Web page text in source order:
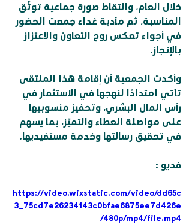
خلال العام، والتقاط صورة جماعية توثّق
المناسبة، ثم مأدبة غداء جمعت الحضور
في أجواء تعكس روح التعاون والاعتزاز
بالإنجاز.
وأكدت الجمعية أن إقامة هذا الملتقى
تأتي امتدادًا لنهجها في الاستثمار في
رأس المال البشري، وتحفيز منسوبيها
على مواصلة العطاء والتميّز، بما يسهم
في تحقيق رسالتها وخدمة مستفيديها.
فديو :
https://video.wixstatic.com/video/dd65c
3_75cd7e26234143c0bfae6875ee7d426e
/480p/mp4/file.mp4